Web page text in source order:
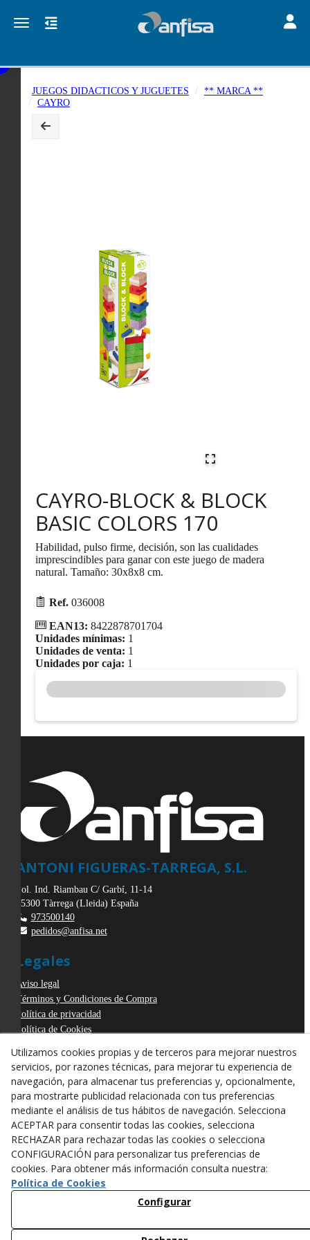
Toggle navigation
JUEGOS DIDACTICOS Y JUGUETES
** MARCA **
CAYRO
CAYRO-BLOCK & BLOCK
BASIC COLORS 170
Habilidad, pulso firme, decisión, son las cualidades
imprescindibles para ganar con este juego de madera
natural. Tamaño: 30x8x8 cm.
Ref. 036008
EAN13: 8422878701704
Unidades mínimas: 1
Unidades de venta: 1
Unidades por caja: 1
ANTONI FIGUERAS-TARREGA, S.L.
Pol. Ind. Riambau C/ Garbí, 11-14
25300 Tàrrega (Lleida) España
973500140
pedidos@anfisa.net
Legales
Aviso legal
Términos y Condiciones de Compra
Política de privacidad
Política de Cookies
Derecho de desistimiento
Utilizamos cookies propias y de terceros para mejorar nuestros
servicios, por razones técnicas, para mejorar tu experiencia de
navegación, para almacenar tus preferencias y, opcionalmente,
para mostrarte publicidad relacionada con tus preferencias
mediante el análisis de tus hábitos de navegación. Selecciona
ACEPTAR para consentir todas las cookies, selecciona
RECHAZAR para rechazar todas las cookies o selecciona
CONFIGURACIÓN para personalizar tus preferencias de
cookies. Para obtener más información consulta nuestra:
Política de Cookies
Configurar